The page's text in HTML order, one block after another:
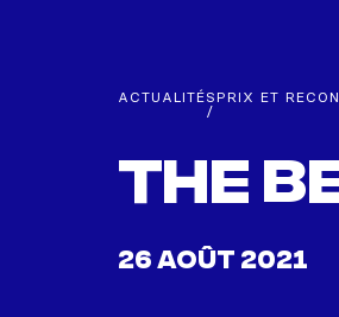
ACTUALITÉS
/
PRIX ET
The
26 AOÛT 2021